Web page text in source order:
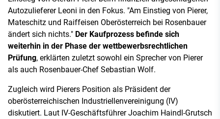
Autozulieferer Leoni in den Fokus. "Am Einstieg von Pierer,
Mateschitz und Raiffeisen Oberösterreich bei Rosenbauer
ändert sich nichts." Der Kaufprozess befinde sich
weiterhin in der Phase der wettbewerbsrechtlichen
Prüfung, erklärten zuletzt sowohl ein Sprecher von Pierer
als auch Rosenbauer-Chef Sebastian Wolf.
Zugleich wird Pierers Position als Präsident der
oberösterreichischen Industriellenvereinigung (IV)
diskutiert. Laut IV-Geschäftsführer Joachim Haindl-Grutsch